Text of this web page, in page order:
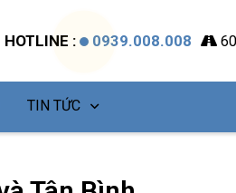
HOTLINE : 0939.008.008
TIN TỨC